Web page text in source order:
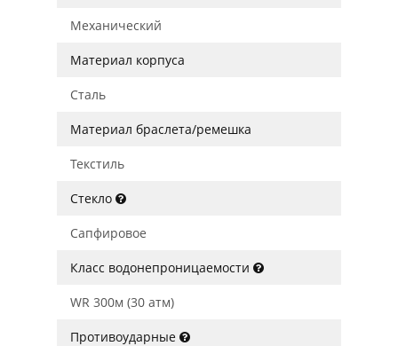
Механический
Материал корпуса
Сталь
Материал браслета/ремешка
Текстиль
Стекло
Сапфировое
Класс водонепроницаемости
WR 300м (30 атм)
Противоударные